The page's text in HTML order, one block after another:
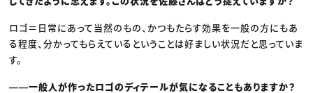
ロゴ＝日常にあって当然のもの、かつもたらす効果を一般の方にもあ
る程度、分かってもらえているということは好ましい状況だと思っていま
す。
――一般人が作ったロゴのディテールが気になることもありますか？